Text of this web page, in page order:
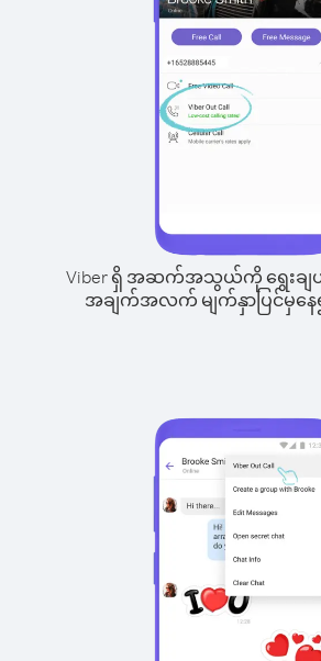
Viber ရှိ အဆက်အသွယ်ကို ရွေးချ
အချက်အလက် မျက်နှာပြင်မှနေ၍